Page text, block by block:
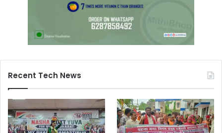
Recent Tech News